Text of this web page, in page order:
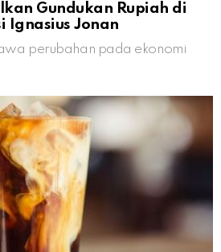
Gundukan Rupiah di
Ignasius Jonan
perubahan pada ekonomi